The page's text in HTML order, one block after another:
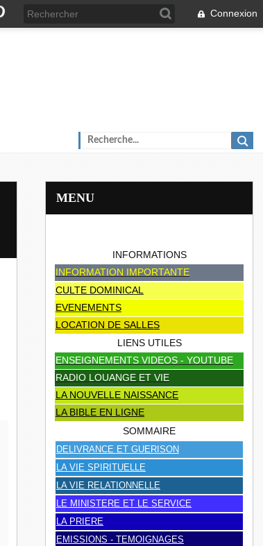
Connexion
MENU
INFORMATIONS
INFORMATION IMPORTANTE
CULTE DOMINICAL
EVENEMENTS
LOCATION DE SALLES
LIENS UTILES
ENSEIGNEMENTS VIDEOS - YOUTUBE
RADIO LOUANGE ET VIE
LA NOUVELLE NAISSANCE
LA BIBLE EN LIGNE
SOMMAIRE
DELIVRANCE ET GUERISON
LA VIE SPIRITUELLE
LA VIE RELATIONNELLE
LE MINISTERE ET LE SERVICE
LA PRIERE
EMISSIONS - TEMOIGNAGES